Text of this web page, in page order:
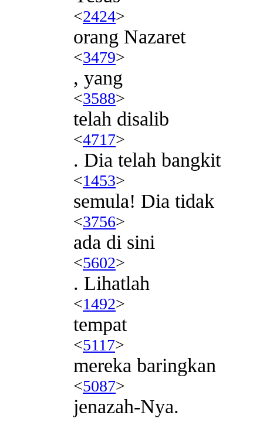
<2424>
orang Nazaret
<3479>
, yang
<3588>
telah disalib
<4717>
. Dia telah bangkit
<1453>
semula! Dia tidak
<3756>
ada di sini
<5602>
. Lihatlah
<1492>
tempat
<5117>
mereka baringkan
<5087>
jenazah-Nya.